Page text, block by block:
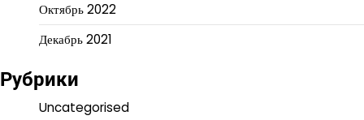
Октябрь 2022
Декабрь 2021
Рубрики
Uncategorised